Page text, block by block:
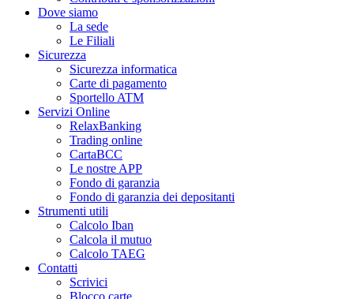
Dove siamo
La sede
Le Filiali
Sicurezza
Sicurezza informatica
Carte di pagamento
Sportello ATM
Servizi Online
RelaxBanking
Trading online
CartaBCC
Le nostre APP
Fondo di garanzia
Fondo di garanzia dei depositanti
Strumenti utili
Calcolo Iban
Calcola il mutuo
Calcolo TAEG
Contatti
Scrivici
Blocco carte